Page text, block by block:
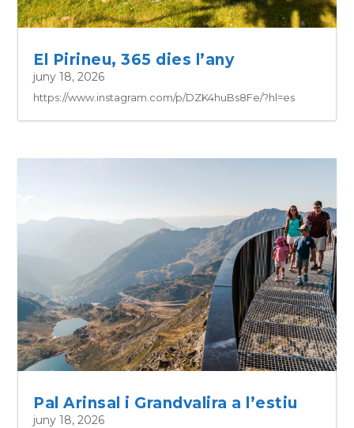
El Pirineu, 365 dies l’any
juny 18, 2026
https://www.instagram.com/p/DZK4huBs8Fe/?hl=es
Pal Arinsal i Grandvalira a l’estiu
juny 18, 2026